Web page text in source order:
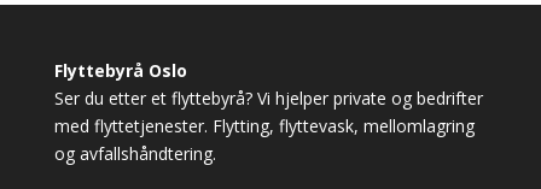
Flyttebyrå Oslo
Ser du etter et flyttebyrå? Vi hjelper private og bedrifter
med flyttetjenester. Flytting, flyttevask, mellomlagring
og avfallshåndtering.